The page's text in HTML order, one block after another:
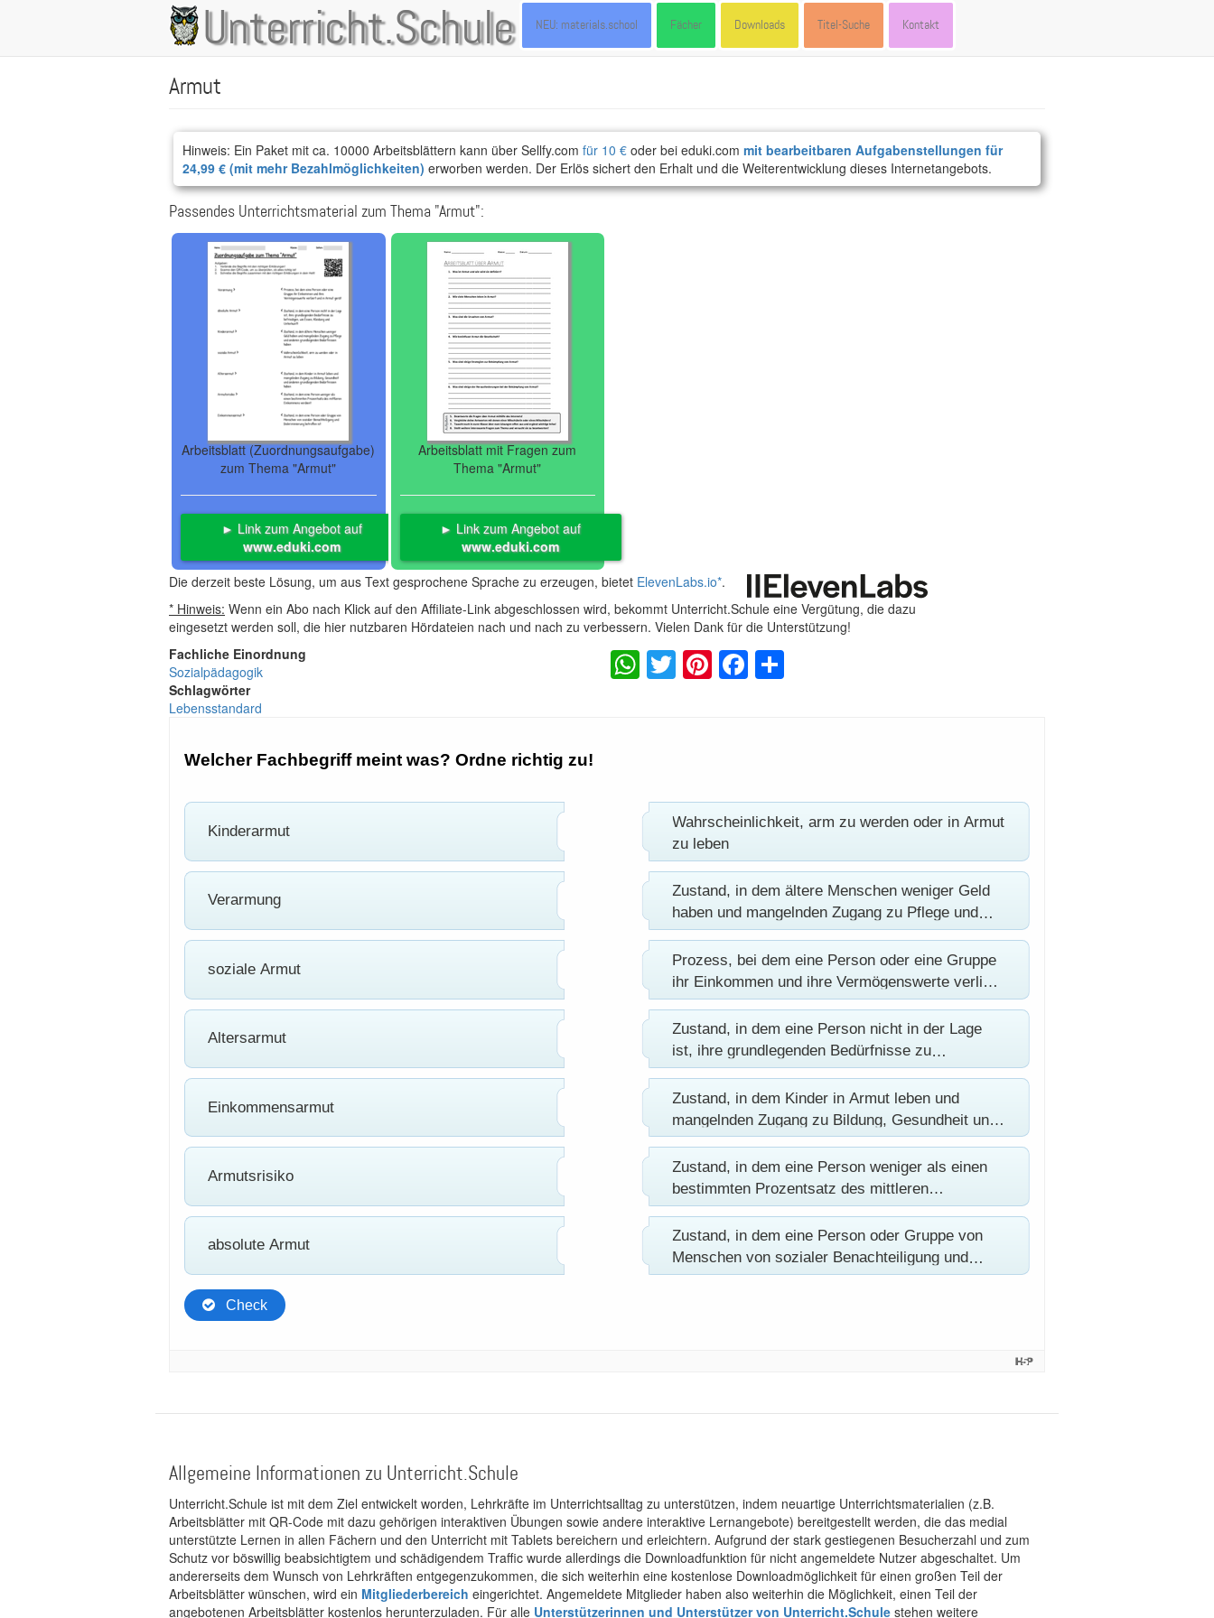
Unterricht.Schule
Main
navigation
NEU: materials.school Fächer Downloads Titel-Suche Kontakt
Armut
Hinweis: Ein Paket mit ca. 10000 Arbeitsblättern kann über Sellfy.com für 10 € oder bei eduki.com mit bearbeitbaren Aufgabenstellungen für
24,99 € (mit mehr Bezahlmöglichkeiten) erworben werden. Der Erlös sichert den Erhalt und die Weiterentwicklung dieses Internetangebots.
Passendes Unterrichtsmaterial zum Thema "Armut":
Arbeitsblatt (Zuordnungsaufgabe)
zum Thema "Armut"
► Link zum Angebot auf
www.eduki.com
Arbeitsblatt mit Fragen zum
Thema "Armut"
► Link zum Angebot auf
www.eduki.com
Die derzeit beste Lösung, um aus Text gesprochene Sprache zu erzeugen, bietet ElevenLabs.io*.
* Hinweis: Wenn ein Abo nach Klick auf den Affiliate-Link abgeschlossen wird, bekommt Unterricht.Schule eine Vergütung, die dazu
eingesetzt werden soll, die hier nutzbaren Hördateien nach und nach zu verbessern. Vielen Dank für die Unterstützung!
Fachliche Einordnung
Sozialpädagogik
Schlagwörter
Lebensstandard
WhatsApp
Twitter
Pinterest
Facebook
Allgemeine Informationen zu Unterricht.Schule
Unterricht.Schule ist mit dem Ziel entwickelt worden, Lehrkräfte im Unterrichtsalltag zu unterstützen, indem neuartige Unterrichtsmaterialien (z.B.
Arbeitsblätter mit QR-Code mit dazu gehörigen interaktiven Übungen sowie andere interaktive Lernangebote) bereitgestellt werden, die das medial
unterstützte Lernen in allen Fächern und den Unterricht mit Tablets bereichern und erleichtern. Aufgrund der stark gestiegenen Besucherzahl und zum
Schutz vor böswillig beabsichtigtem und schädigendem Traffic wurde allerdings die Downloadfunktion für nicht angemeldete Nutzer abgeschaltet. Um
andererseits dem Wunsch von Lehrkräften entgegenzukommen, die sich weiterhin eine kostenlose Downloadmöglichkeit für einen großen Teil der
Arbeitsblätter wünschen, wird ein Mitgliederbereich eingerichtet. Angemeldete Mitglieder haben also weiterhin die Möglichkeit, einen Teil der
angebotenen Arbeitsblätter kostenlos herunterzuladen. Für alle Unterstützerinnen und Unterstützer von Unterricht.Schule stehen weitere